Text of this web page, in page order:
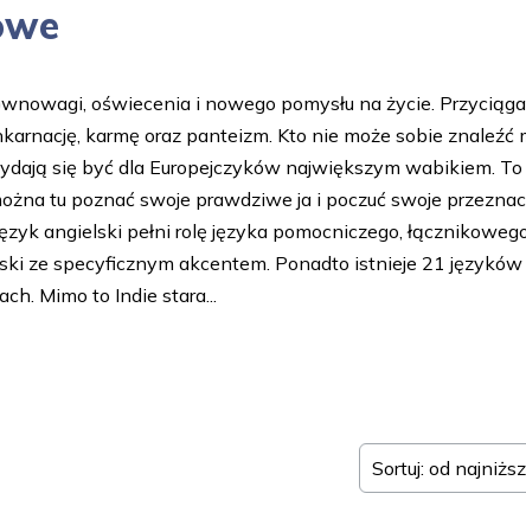
oświecenia i nowego pomysłu na życie.
karmę oraz panteizm. Kto nie może sobie znaleźć
się być dla Europejczyków największym wabikiem.
tu poznać swoje prawdziwe ja i poczuć swoje
angielski pełni rolę języka pomocniczego,
ze specyficznym akcentem. Ponadto istnieje 21
Mimo to Indie stara...
Sortuj: od